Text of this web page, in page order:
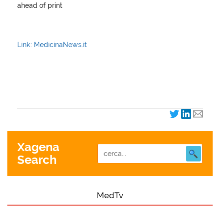
ahead of print
Link: MedicinaNews.it
Xagena
Search
MedTv